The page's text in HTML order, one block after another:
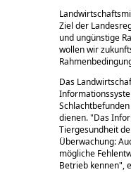
Ziel der
und ungünstige
wollen wir
Das
dienen. Das
Tiergesundheit
Überwachung:
mögliche
Betrieb kennen ,